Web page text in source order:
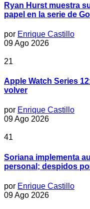
Ryan Hurst muestra
papel en la serie de
por Enrique Castillo
09 Ago 2026
21
Apple Watch Series
volver
por Enrique Castillo
09 Ago 2026
41
Soriana implementa
personal; despidos
por Enrique Castillo
09 Ago 2026